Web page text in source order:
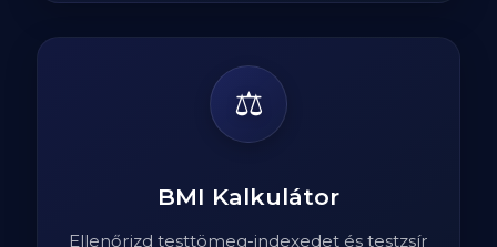
⚖️
BMI Kalkulátor
Ellenőrizd testtömeg-indexedet és testzsír